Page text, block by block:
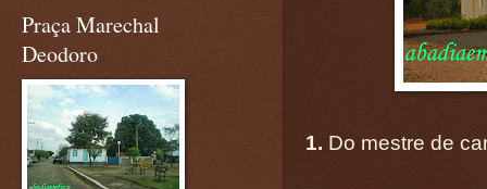
1. Do mestre de
Praça Marechal
Deodoro